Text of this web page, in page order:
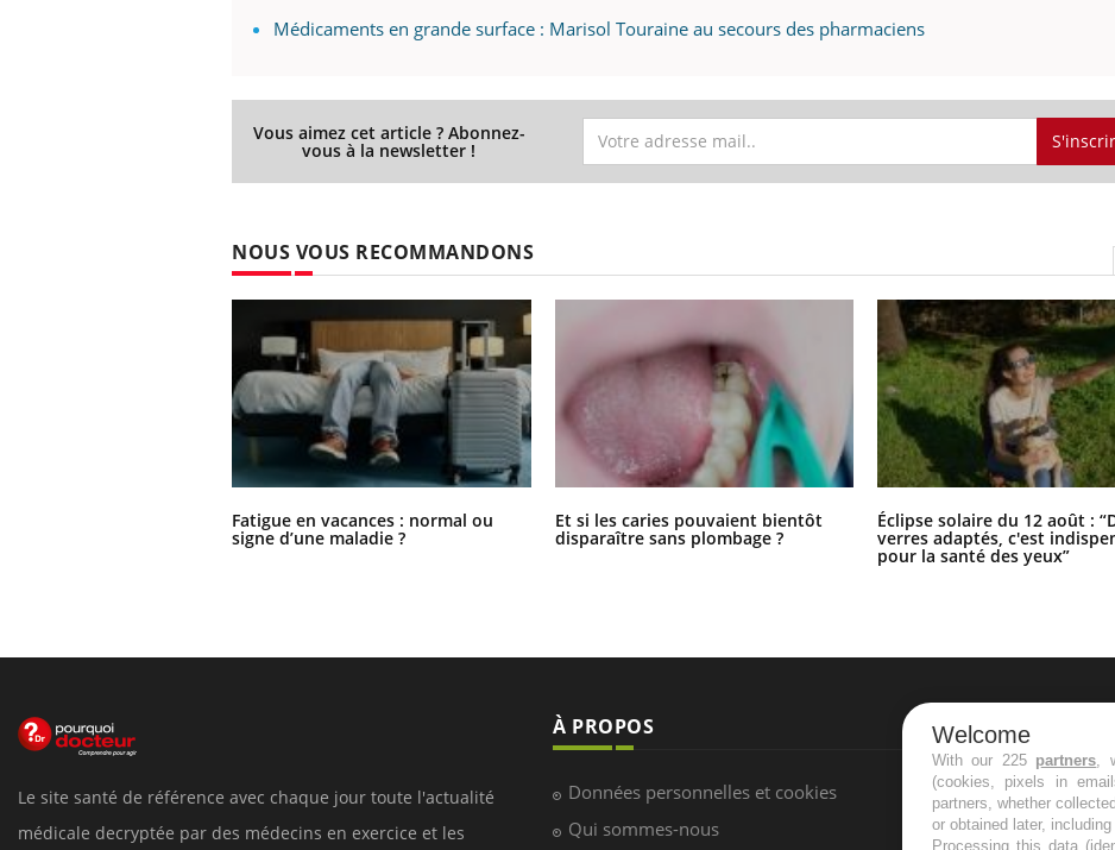
Médicaments en grande surface : Marisol Touraine au secours des pharmaciens
Vous aimez cet article ? Abonnez-
vous à la newsletter !
NOUS VOUS RECOMMANDONS
Fatigue en vacances : normal ou
signe d’une maladie ?
Et si les caries pouvaient bientôt
disparaître sans plombage ?
Éclipse solaire du 12 août :
verres adaptés, c'est
pour la santé des yeux”
Le site santé de référence avec chaque jour toute l'actualité
médicale decryptée par des médecins en exercice et les
À PROPOS
Données personnelles et cookies
Qui sommes-nous
NEWSLETTER
Recevez toutes les
infos santé
Welcome
With our 225 partners,
(cookies, pixels in
partners, whether
or obtained later,
Processing this data